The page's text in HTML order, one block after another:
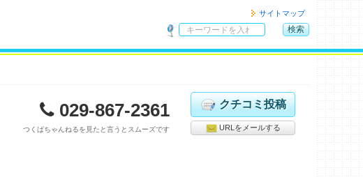
サイトマップ
内
索
検索
029-867-2361
つくばちゃんねるを見たと言うとスムーズです
クチコミ投稿
URLをメールする